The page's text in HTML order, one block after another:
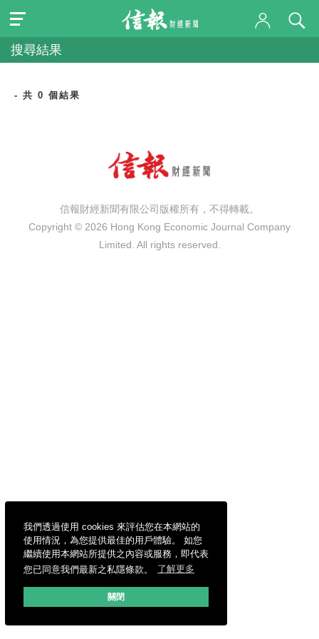
我們透過使用 cookies 來評估您在本網站的
使用情況，為您提供最佳的用戶體驗。 如您
繼續使用本網站所提供之內容或服務，即代表
您已同意我們最新之私隱條款。
了解更多
關閉
搜尋結果
- 共 0 個結果
信報財經新聞有限公司版權所有，不得轉載。
Copyright © 2026 Hong Kong Economic Journal Company
Limited. All rights reserved.